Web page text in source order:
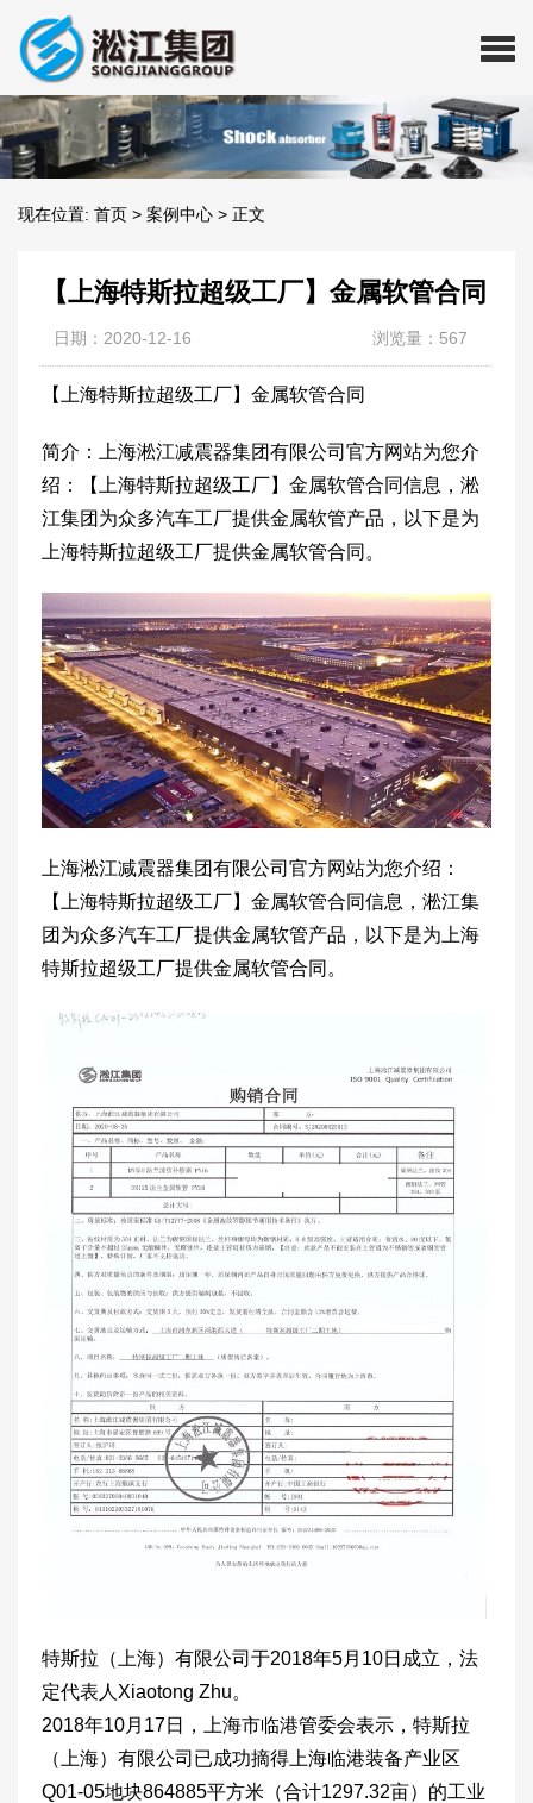
现在位置: 首页 > 案例中心 > 正文
【上海特斯拉超级工厂】金属软管合同
日期：2020-12-16 浏览量：567
【上海特斯拉超级工厂】金属软管合同
简介：上海淞江减震器集团有限公司官方网站为您介
绍：【上海特斯拉超级工厂】金属软管合同信息，淞
江集团为众多汽车工厂提供金属软管产品，以下是为
上海特斯拉超级工厂提供金属软管合同。
上海淞江减震器集团有限公司官方网站为您介绍：
【上海特斯拉超级工厂】金属软管合同信息，淞江集
团为众多汽车工厂提供金属软管产品，以下是为上海
特斯拉超级工厂提供金属软管合同。
特斯拉（上海）有限公司于2018年5月10日成立，法
定代表人Xiaotong Zhu。
2018年10月17日，上海市临港管委会表示，特斯拉
（上海）有限公司已成功摘得上海临港装备产业区
Q01-05地块864885平方米（合计1297.32亩）的工业